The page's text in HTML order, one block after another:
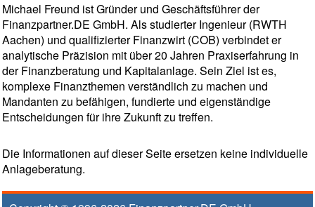
Michael Freund ist Gründer und Geschäftsführer der
Finanzpartner.DE GmbH. Als studierter Ingenieur (RWTH
Aachen) und qualifizierter Finanzwirt (COB) verbindet er
analytische Präzision mit über 20 Jahren Praxiserfahrung in
der Finanzberatung und Kapitalanlage. Sein Ziel ist es,
komplexe Finanzthemen verständlich zu machen und
Mandanten zu befähigen, fundierte und eigenständige
Entscheidungen für ihre Zukunft zu treffen.
Die Informationen auf dieser Seite ersetzen keine individuelle
Anlageberatung.